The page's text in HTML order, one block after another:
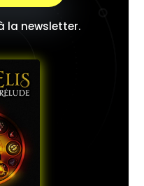
la newsletter.